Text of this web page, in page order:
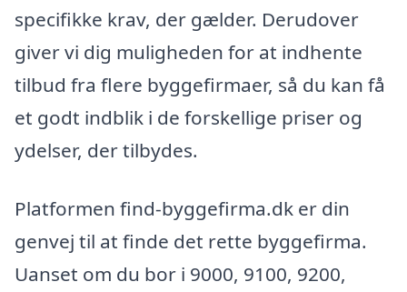
specifikke krav, der gælder. Derudover
giver vi dig muligheden for at indhente
tilbud fra flere byggefirmaer, så du kan få
et godt indblik i de forskellige priser og
ydelser, der tilbydes.
Platformen find-byggefirma.dk er din
genvej til at finde det rette byggefirma.
Uanset om du bor i 9000, 9100, 9200,